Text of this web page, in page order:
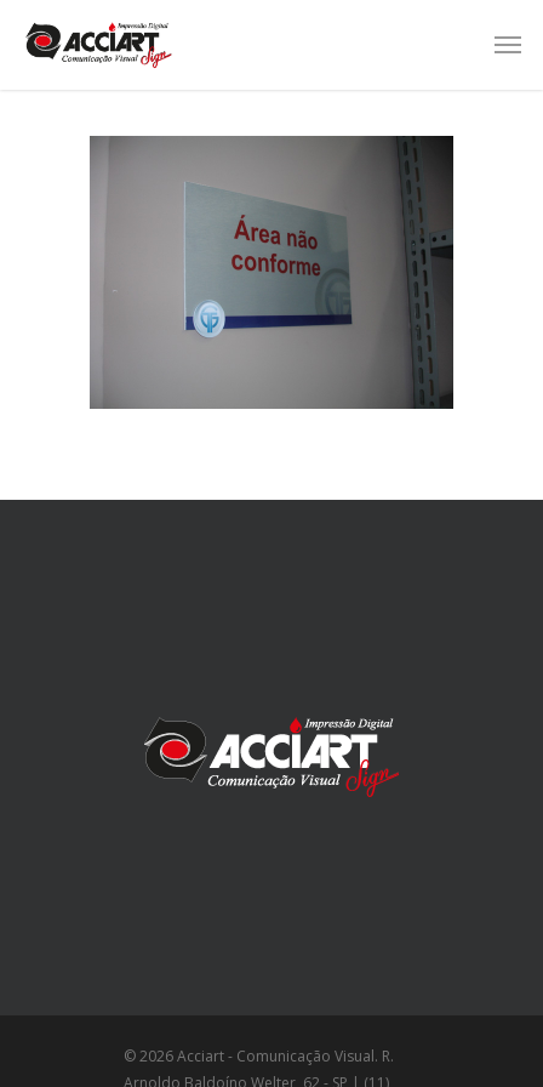
© 2026 Acciart - Comunicação Visual. R.
Arnoldo Baldoíno Welter, 62 - SP | (11)